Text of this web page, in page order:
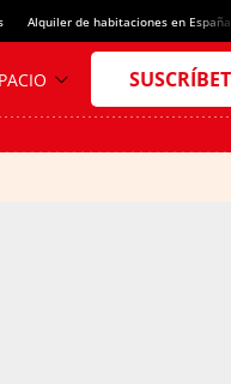
Alquiler de habitaciones en España